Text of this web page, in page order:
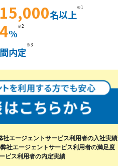
15,000名以上
※1
%
※2
内定
※3
エージェントサービス利用者の入社実績
社エージェントサービス利用者の満足度
ビス利用者の内定実績